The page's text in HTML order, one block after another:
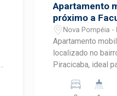
Apartamento
próximo a
Morumbi em
Nova Pompéia -
Apartamento
localizado no
Piracicaba, ideal
pronto para